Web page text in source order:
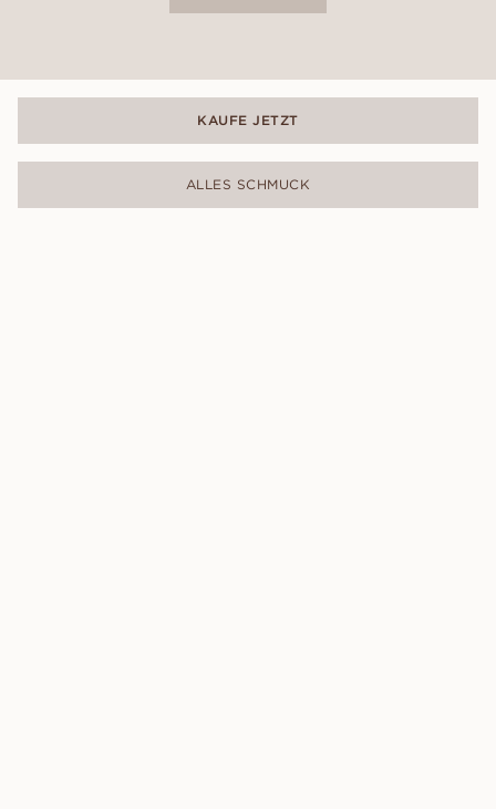
KAUFE JETZT
ALLES SCHMUCK